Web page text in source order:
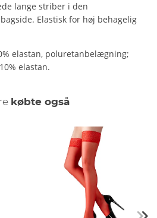
lange striber i den
Elastisk for høj behagelig
elastan, poluretanbelægning;
elastan.
købte også